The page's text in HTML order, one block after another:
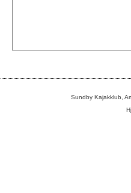
Sundby Kajakklub,